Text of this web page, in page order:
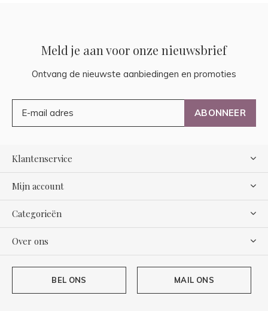
Meld je aan voor onze nieuwsbrief
Ontvang de nieuwste aanbiedingen en promoties
ABONNEER
Klantenservice
Mijn account
Categorieën
Over ons
BEL ONS MAIL ONS